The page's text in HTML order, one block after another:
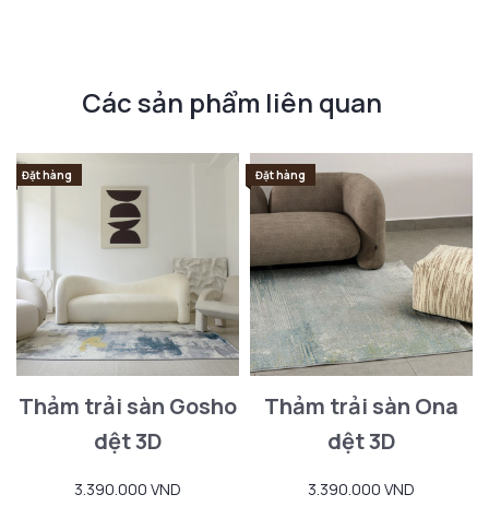
Các sản phẩm liên quan
Đặt hàng
Thảm trải sàn Gosho
dệt 3D
3.390.000 VND
Đặt hàng
Thảm trải sàn Ona
dệt 3D
3.390.000 VND